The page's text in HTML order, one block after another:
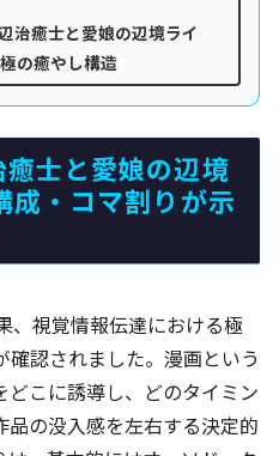
治癒士と愛娘の辺境ライ
の癒やし構造
癒士と愛娘の辺境
成・コマ割りが示
、視覚情報伝達における極
認されました。漫画という
こに誘導し、どのタイミン
の没入感を左右する決定的